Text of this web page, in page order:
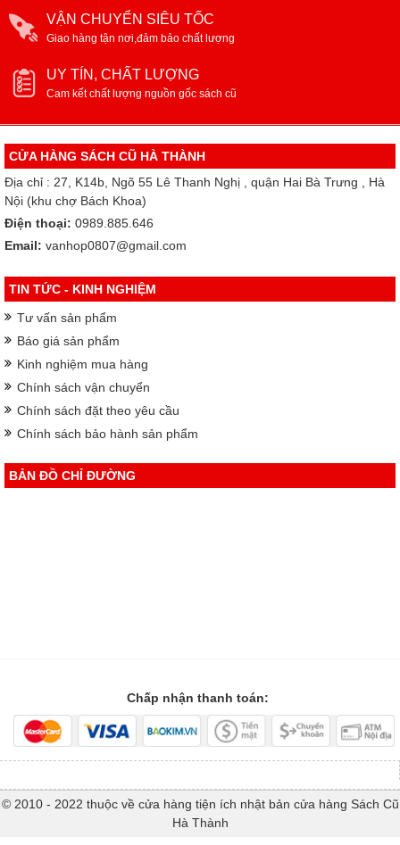
VẬN CHUYỂN SIÊU TỐC
Giao hàng tận nơi,đảm bảo chất lượng
UY TÍN, CHẤT LƯỢNG
Cam kết chất lượng nguồn gốc sách cũ
CỬA HÀNG SÁCH CŨ HÀ THÀNH
Địa chỉ : 27, K14b, Ngõ 55 Lê Thanh Nghị , quận Hai Bà Trưng , Hà
Nội (khu chợ Bách Khoa)
Điện thoại: 0989.885.646
Email: vanhop0807@gmail.com
TIN TỨC - KINH NGHIỆM
Tư vấn sản phẩm
Báo giá sản phẩm
Kinh nghiệm mua hàng
Chính sách vận chuyển
Chính sách đặt theo yêu cầu
Chính sách bảo hành sản phẩm
BẢN ĐỒ CHỈ ĐƯỜNG
Chấp nhận thanh toán:
© 2010 - 2022 thuộc về cửa hàng tiện ích nhật bản cửa hàng Sách Cũ
Hà Thành